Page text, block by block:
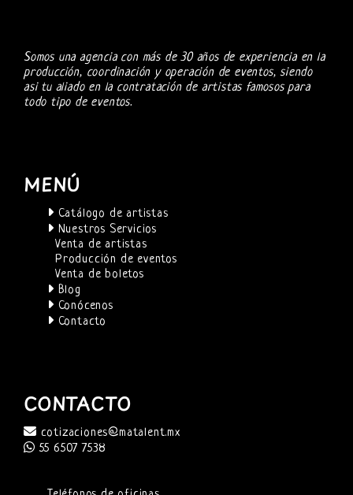
Somos una agencia con más de 30 años de experiencia en la
producción, coordinación y operación de eventos, siendo
asi tu aliado en la contratación de artistas famosos para
todo tipo de eventos.
MENÚ
Catálogo de artistas
Nuestros Servicios
Venta de artistas
Producción de eventos
Venta de boletos
Blog
Conócenos
Contacto
CONTACTO
cotizaciones@matalent.mx
55 6507 7538